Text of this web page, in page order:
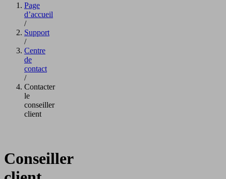
Page
d’accueil
/
Support
/
Centre
de
contact
/
Contacter
le
conseiller
client
Conseiller